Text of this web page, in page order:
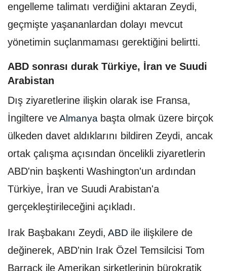
engelleme talimatı verdiğini aktaran Zeydi,
geçmişte yaşananlardan dolayı mevcut
yönetimin suçlanmaması gerektiğini belirtti.
ABD sonrası durak Türkiye, İran ve Suudi
Arabistan
Dış ziyaretlerine ilişkin olarak ise Fransa,
İngiltere veAlmanya başta olmak üzere birçok
ülkeden davet aldıklarını bildiren Zeydi, ancak
ortak çalışma açısından öncelikli ziyaretlerin
ABD'nin başkenti Washington'un ardından
Türkiye, İran ve Suudi Arabistan'a
gerçekleştirileceğini açıkladı.
Irak Başbakanı Zeydi, ABD ile ilişkilere de
değinerek, ABD'nin Irak Özel Temsilcisi Tom
Barrack ile Amerikan şirketlerinin bürokratik